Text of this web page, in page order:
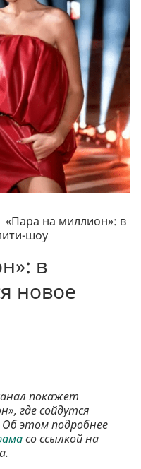
«Пара на миллион»: в
шоу
в
новое
покажет
где сойдутся
этом подробнее
со ссылкой на